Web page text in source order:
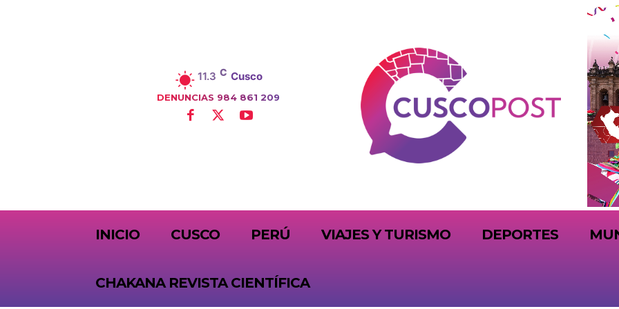
11.3 C Cusco
DENUNCIAS 984 861 209
INICIO CUSCO PERÚ VIAJES Y TURISMO DEPORTES
CHAKANA REVISTA CIENTÍFICA